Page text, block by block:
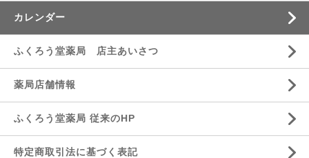
カレンダー
ふくろう堂薬局 店主あいさつ
薬局店舗情報
ふくろう堂薬局 従来のHP
特定商取引法に基づく表記